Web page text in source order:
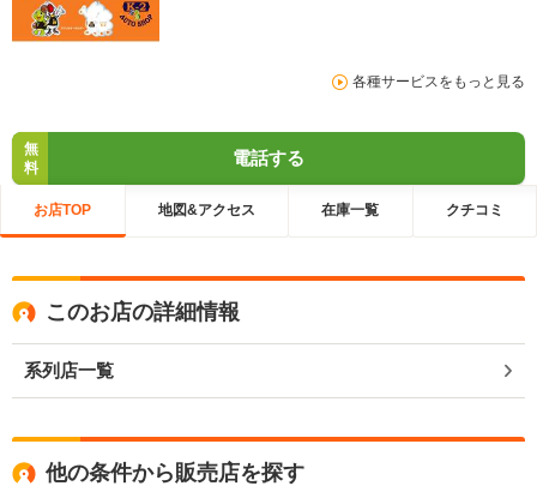
各種サービスをもっと見る
無
料
電話する
お店TOP 地図&アクセス 在庫一覧 クチコミ
このお店の詳細情報
系列店一覧
他の条件から販売店を探す